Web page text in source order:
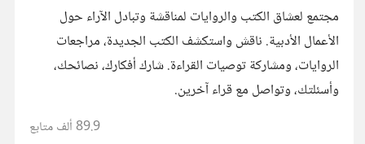
مجتمع لعشاق الكتب والروايات لمناقشة وتبادل الآراء حول
الأعمال الأدبية. ناقش واستكشف الكتب الجديدة، مراجعات
الروايات، ومشاركة توصيات القراءة. شارك أفكارك، نصائحك،
وأسئلتك، وتواصل مع قراء آخرين.
89.9 ألف متابع